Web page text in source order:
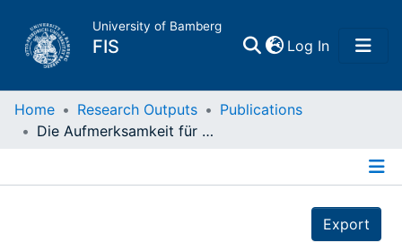
University of Bamberg
FIS Log In(current)
Home
Home Research Outputs
Publications
Die Aufmerksamkeit für Lebensmittel : eine zeitgeschichtliche Rekonstruktion kollektiver Orientierungsmuster (1975-2005)
Export